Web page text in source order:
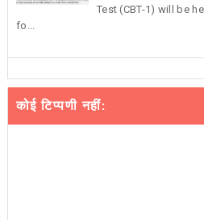
Test (CBT-1) will be
fo...
कोई टिप्पणी नहीं: